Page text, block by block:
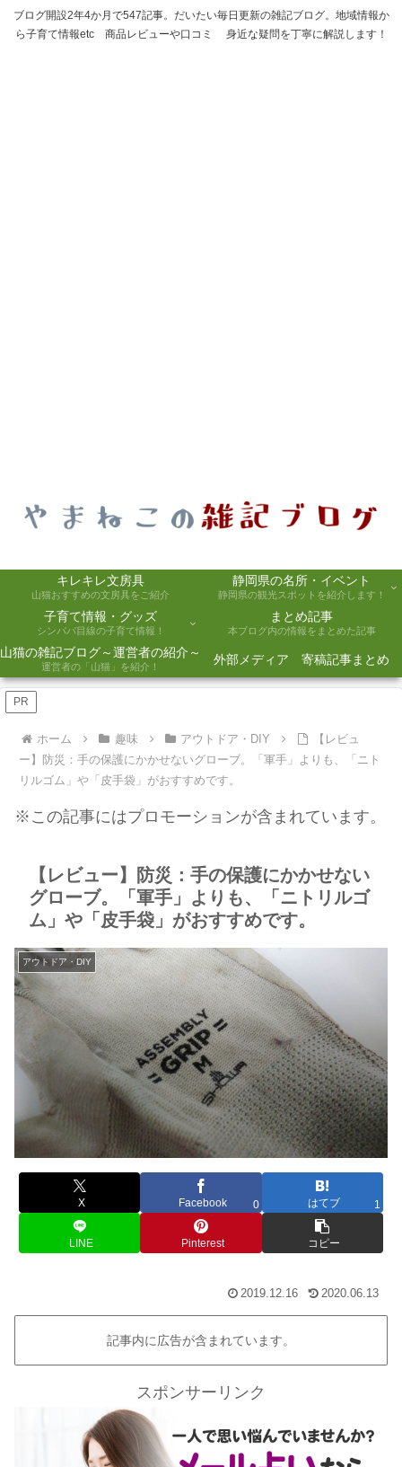
ブログ開設2年4か月で547記事。だいたい毎日更新の雑記ブログ。地域情報か
ら子育て情報etc 商品レビューや口コミ 身近な疑問を丁寧に解説します！
キレキレ文房具
山猫おすすめの文房具をご紹介
静岡県の名所・イベント
静岡県の観光スポットを紹介します！
子育て情報・グッズ
シンパパ目線の子育て情報！
まとめ記事
本ブログ内の情報をまとめた記事
山猫の雑記ブログ～運営者の紹介～
運営者の「山猫」を紹介！ 外部メディア 寄稿記事まとめ
PR
ホーム 趣味 アウトドア・DIY
【レビュ
ー】防災：手の保護にかかせないグローブ。「軍手」よりも、「ニト
リルゴム」や「皮手袋」がおすすめです。
※この記事にはプロモーションが含まれています。
【レビュー】防災：手の保護にかかせない
グローブ。「軍手」よりも、「ニトリルゴ
ム」や「皮手袋」がおすすめです。
アウトドア・DIY
X Facebook 0 はてブ 1
LINE Pinterest コピー
2019.12.16 2020.06.13
記事内に広告が含まれています。
スポンサーリンク